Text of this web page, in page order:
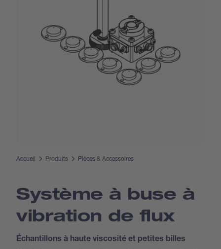
Accueil Produits Pièces & Accessoires
Système à buse à
vibration de flux
Échantillons à haute viscosité et petites billes